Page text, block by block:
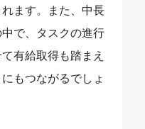
ます。また、中長
で、タスクの進行
有給取得も踏まえ
もつながるでしょ